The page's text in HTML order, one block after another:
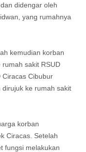
didengar oleh
yang rumahnya
kemudian korban
sakit RSUD
Ciracas Cibubur
ke rumah sakit
korban
Ciracas. Setelah
fungsi melakukan